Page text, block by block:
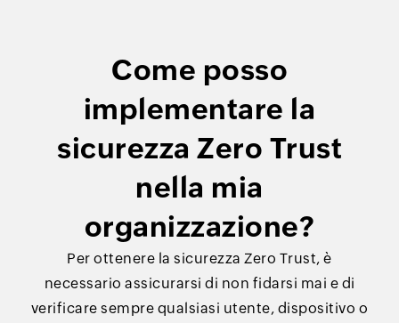
Come posso
implementare la
sicurezza Zero Trust
nella mia
organizzazione?
Per ottenere la sicurezza Zero Trust, è
necessario assicurarsi di non fidarsi mai e di
verificare sempre qualsiasi utente, dispositivo o